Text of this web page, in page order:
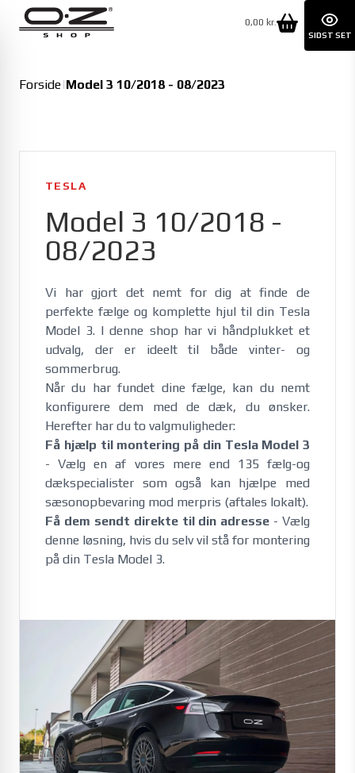
0,00 kr.
Forside|Model 3 10/2018 - 08/2023
TESLA
Model 3 10/2018 -
08/2023
Vi har gjort det nemt for dig at finde de
perfekte fælge og komplette hjul til din Tesla
Model 3. I denne shop har vi håndplukket et
udvalg, der er ideelt til både vinter- og
sommerbrug.
Når du har fundet dine fælge, kan du nemt
konfigurere dem med de dæk, du ønsker.
Herefter har du to valgmuligheder:
Få hjælp til montering på din Tesla Model 3
- Vælg en af vores mere end 135 fælg-og
dækspecialister som også kan hjælpe med
sæsonopbevaring mod merpris (aftales lokalt).
Få dem sendt direkte til din adresse - Vælg
denne løsning, hvis du selv vil stå for montering
på din Tesla Model 3.
SIDST SET